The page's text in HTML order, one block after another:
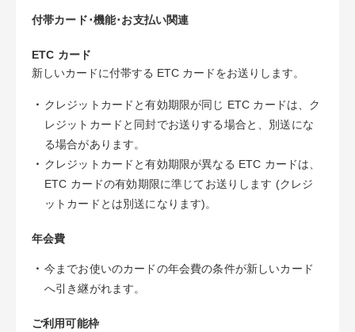
付帯カード･機能･お支払い関連
ETC カード
新しいカードに付帯する ETC カードをお送りします。
・ クレジットカードと有効期限が同じ ETC カードは、ク
レジットカードと同封でお送りする場合と、別送にな
る場合があります。
・ クレジットカードと有効期限が異なる ETC カードは、
ETC カードの有効期限に準じてお送りします (クレジ
ットカードとは別送になります)。
年会費
・ 今までお使いのカードの年会費の条件が新しいカード
へ引き継がれます。
ご利用可能枠